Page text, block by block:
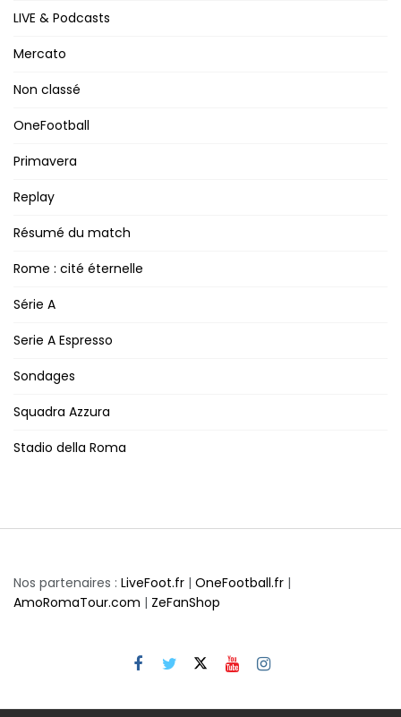
LIVE & Podcasts
Mercato
Non classé
OneFootball
Primavera
Replay
Résumé du match
Rome : cité éternelle
Série A
Serie A Espresso
Sondages
Squadra Azzura
Stadio della Roma
Nos partenaires : LiveFoot.fr | OneFootball.fr |
AmoRomaTour.com | ZeFanShop